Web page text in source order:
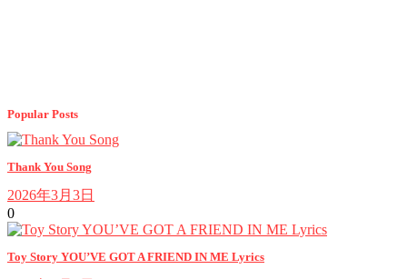
Popular Posts
Thank You Song
2026年3月3日
0
Toy Story YOU’VE GOT A FRIEND IN ME Lyrics